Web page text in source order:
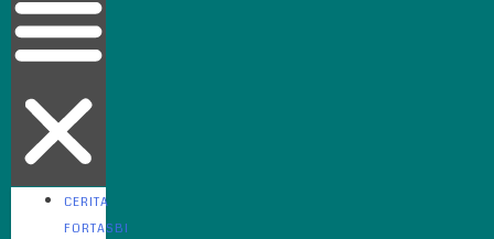
CERITA
FORTASBI